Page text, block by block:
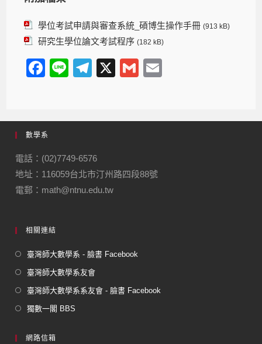
學位考試申請與審查系統_碩博生操作手冊 (913 kB)
研究生學位論文考試程序 (182 kB)
F
e
b
o
o
k
Li
T
gr
m
X
G
數學系
電話：(02)7749-6576
地址：116059台北市汀州路四段88號
電郵：math@ntnu.edu.tw
相關連結
臺灣師大數學系 - 臉書 Facebook
臺灣師大數學系友會
臺灣師大數學系系友會 - 臉書 Facebook
獨數一閣 BBS
網路信箱